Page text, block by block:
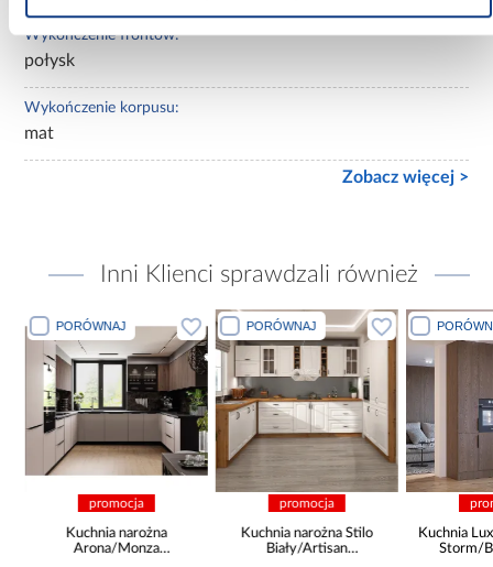
Wykończenie frontów:
połysk
Wykończenie korpusu:
mat
Zobacz więcej >
Inni Klienci sprawdzali również
PORÓWNAJ
promocja
Kuchnia narożna
Arona/Monza
PORÓWNAJ
promocja
Kuchnia narożna Stilo
Biały/Artisan
Kuchnia
Storm/